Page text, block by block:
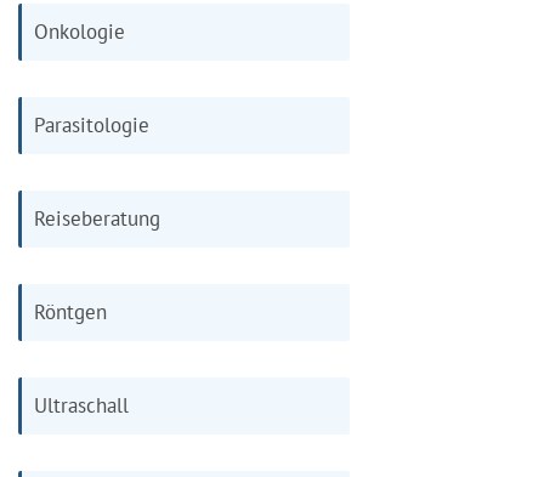
Onkologie
Parasitologie
Reiseberatung
Röntgen
Ultraschall